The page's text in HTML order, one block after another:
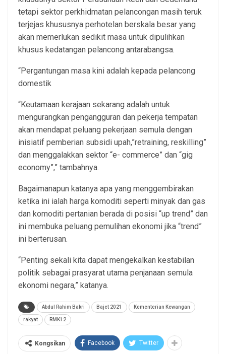
tetapi sektor perkhidmatan pelancongan masih teruk
terjejas khususnya perhotelan berskala besar yang
akan memerlukan sedikit masa untuk dipulihkan
khusus kedatangan pelancong antarabangsa.
“Pergantungan masa kini adalah kepada pelancong
domestik
“Keutamaan kerajaan sekarang adalah untuk
mengurangkan pengangguran dan pekerja tempatan
akan mendapat peluang pekerjaan semula dengan
inisiatif pemberian subsidi upah,”retraining, reskilling”
dan menggalakkan sektor “e- commerce” dan “gig
economy”,” tambahnya.
Bagaimanapun katanya apa yang menggembirakan
ketika ini ialah harga komoditi seperti minyak dan gas
dan komoditi pertanian berada di posisi “up trend” dan
ini membuka peluang pemulihan ekonomi jika “trend”
ini berterusan.
“Penting sekali kita dapat mengekalkan kestabilan
politik sebagai prasyarat utama penjanaan semula
ekonomi negara,” katanya.
Abdul Rahim Bakri Bajet 2021 Kementerian Kewangan
rakyat RMK12
Kongsikan Facebook Twitter